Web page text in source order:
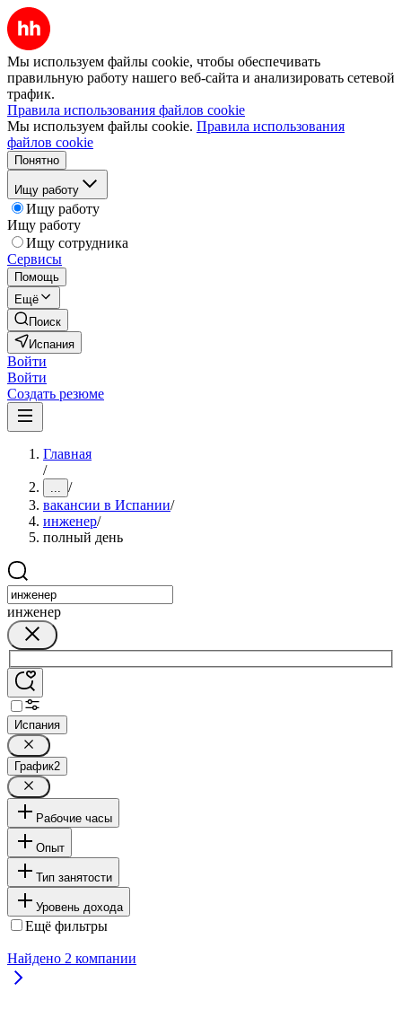
Мы используем файлы cookie, чтобы обеспечивать
правильную работу нашего веб-сайта и анализировать сетевой
трафик.
Правила использования файлов cookie
Мы используем файлы cookie. Правила использования
файлов cookie
Понятно
Ищу работу
Ищу работу
Ищу работу
Ищу сотрудника
Сервисы
Помощь
Ещё
Поиск
Испания
Войти
Войти
Создать резюме
Главная
/
... /
вакансии в Испании/
инженер/
полный день
инженер
Испания
График2
Рабочие часы
Опыт
Тип занятости
Уровень дохода
Ещё фильтры
Найдено 2 компании